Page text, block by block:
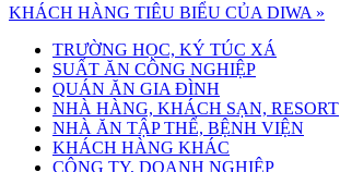
KHÁCH HÀNG TIÊU BIỂU CỦA DIWA »
TRƯỜNG HỌC, KÝ TÚC XÁ
SUẤT ĂN CÔNG NGHIỆP
QUÁN ĂN GIA ĐÌNH
NHÀ HÀNG, KHÁCH SẠN, RESORT
NHÀ ĂN TẬP THỂ, BỆNH VIỆN
KHÁCH HÀNG KHÁC
CÔNG TY, DOANH NGHIỆP